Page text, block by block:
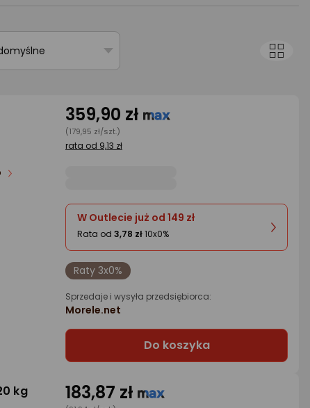
359,90 zł
(179,95 zł/szt.)
rata od 9,13 zł
Raty 3x0%
W Outlecie już od 149 zł
Rata od 3,78 zł10x0%
Sprzedaje i wysyła przedsiębiorca:
Morele.net
Do koszyka
kg 183,87 zł